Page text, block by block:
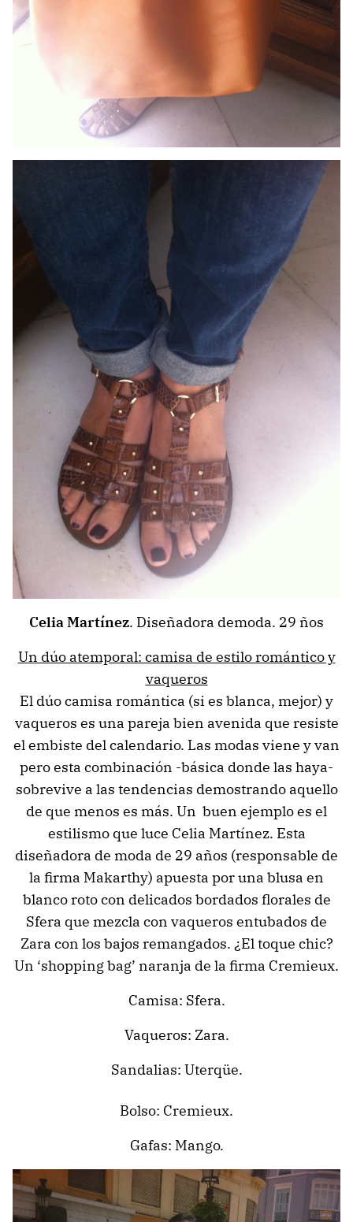
Celia Martínez. Diseñadora demoda. 29 ños
Un dúo atemporal: camisa de estilo romántico y
vaqueros
El dúo camisa romántica (si es blanca, mejor) y
vaqueros es una pareja bien avenida que resiste
el embiste del calendario. Las modas viene y van
pero esta combinación -básica donde las haya-
sobrevive a las tendencias demostrando aquello
de que menos es más. Un buen ejemplo es el
estilismo que luce Celia Martínez. Esta
diseñadora de moda de 29 años (responsable de
la firma Makarthy) apuesta por una blusa en
blanco roto con delicados bordados florales de
Sfera que mezcla con vaqueros entubados de
Zara con los bajos remangados. ¿El toque chic?
Un ‘shopping bag’ naranja de la firma Cremieux.
Camisa: Sfera.
Vaqueros: Zara.
Sandalias: Uterqüe.
Bolso: Cremieux.
Gafas: Mango.